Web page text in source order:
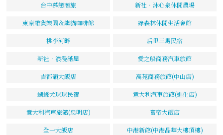
台中慕戀商旅 新社．沐心泉休閒農場
東京雜貨樂園＆龍貓咖啡館 綠森林休閒生活會館
桃李河畔 后里三馬民宿
新社‧浪漫滿屋 愛之船商務汽車旅館
吉都韻大飯店 高苑商務旅館(中山店)
蝴蝶犬球球民宿 意大利汽車旅館(進化店)
意大利汽車旅館(忠明店) 富帝大飯店
全一大飯店 中港新館(中港晶華大樓頂樓)